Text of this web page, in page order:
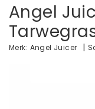
Angel
Merk: Angel Juicer |